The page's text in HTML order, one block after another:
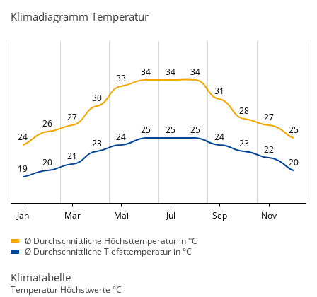
Klimadiagramm Temperatur
24
26
27
30
33
34 34
34
31
28
27
25
19
20
21
23
24
25 25 25
24
23
22
20
Jan Mar Mai Jul Sep Nov
Ø Durchschnittliche Höchsttemperatur in °C
Ø Durchschnittliche Tiefsttemperatur in °C
Klimatabelle
Temperatur Höchstwerte °C